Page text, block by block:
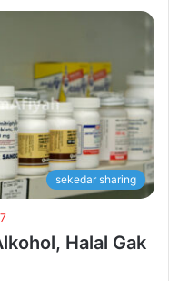
sekedar sharing
Halal Gak